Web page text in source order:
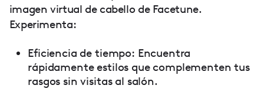
imagen virtual de cabello de Facetune.
Experimenta:
Eficiencia de tiempo: Encuentra
rápidamente estilos que complementen tus
rasgos sin visitas al salón.